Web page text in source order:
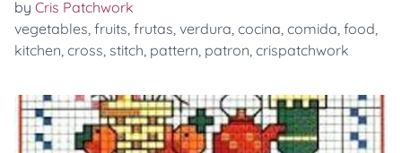
by Cris Patchwork
vegetables, fruits, frutas, verdura, cocina, comida, food,
kitchen, cross, stitch, pattern, patron, crispatchwork